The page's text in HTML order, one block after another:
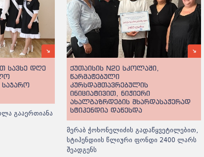
სავსე დღე
გააერთიანა
ქუთაისის N20 სკოლაში,
წარმატებული
კურსდამთავრებულის
ინიციატივით, ნიჭიერი
ახალგაზრდების მხარდასაჭერად
სტიპენდია დაწესდა
მერაბ ჭოხონელიძის გადაწყვეტილებით,
სტიპენდიის წლიური ფონდი 2400 ლარს
შეადგენს